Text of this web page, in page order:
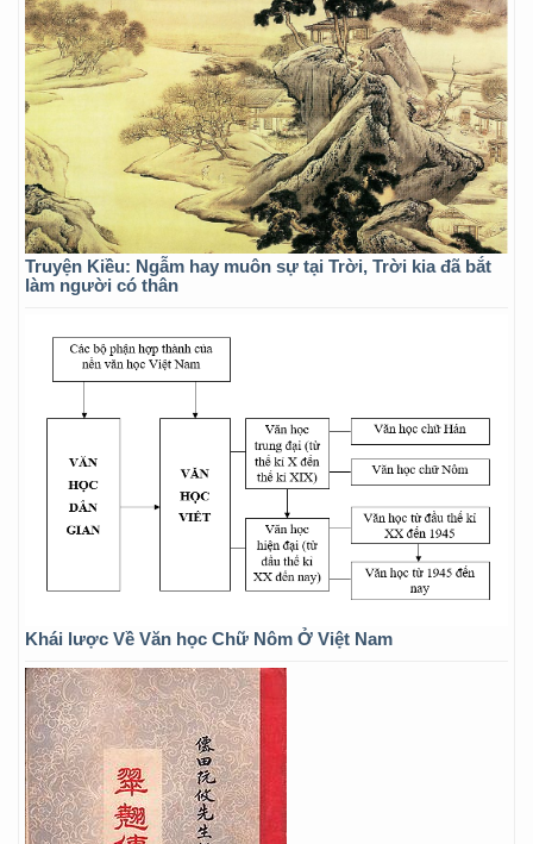
Truyện Kiều: Ngẫm hay muôn sự tại Trời, Trời kia đã bắt
làm người có thân
Khái lược Về Văn học Chữ Nôm Ở Việt Nam